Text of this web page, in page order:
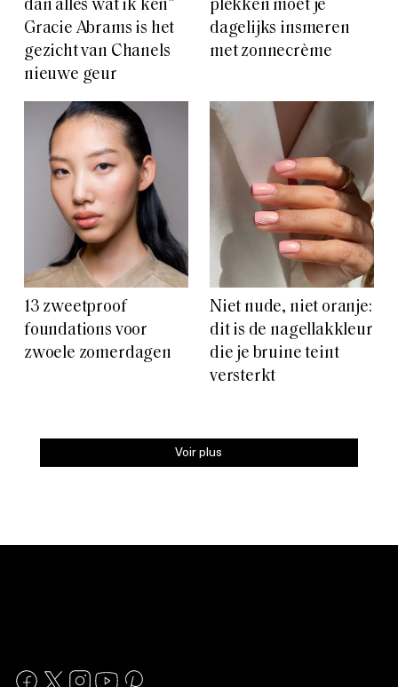
dan alles wat ik ken”
Gracie Abrams is het
gezicht van Chanels
nieuwe geur
plekken moet je
dagelijks insmeren
met zonnecrème
13 zweetproof
foundations voor
zwoele zomerdagen
Niet nude, niet oranje:
dit is de nagellakkleur
die je bruine teint
versterkt
Voir plus